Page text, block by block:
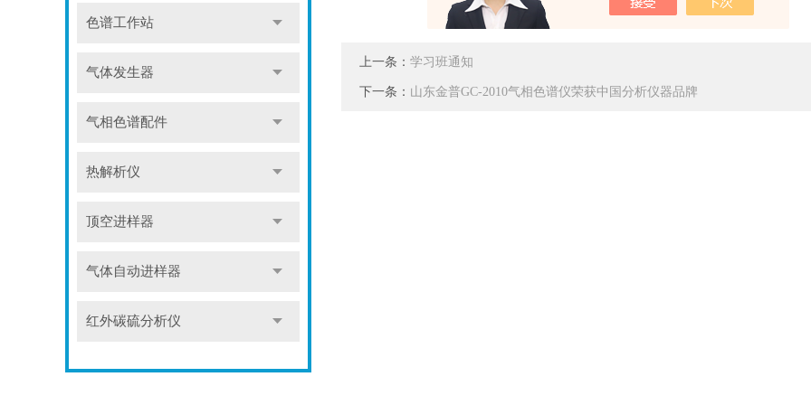
色谱工作站
气体发生器
气相色谱配件
热解析仪
顶空进样器
气体自动进样器
红外碳硫分析仪
上一条： 学习班通知
下一条： 山东金普GC-2010气相色谱仪荣获中国分析仪器品牌